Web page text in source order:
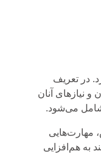
در تعریف
نیازهای آنان
شامل می‌شود.
مهارت‌هایی
به هم‌افزایی